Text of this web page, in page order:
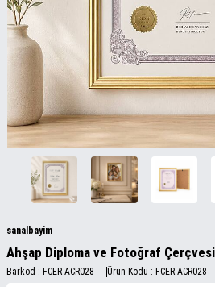
sanalbayim
Ahşap Diploma ve Fotoğraf
Barkod : FCER-ACR028 Ürün Kodu : FCER-ACR028